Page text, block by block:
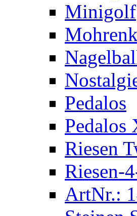
Minigolf
Pedalos
Pedalos
Riesen
Riesen-
ArtNr.: